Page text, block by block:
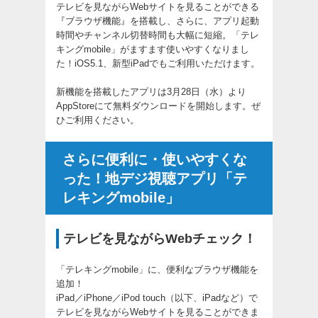
テレビを見ながらWebサイトを見ることができる
『ブラウザ機能』を搭載し、さらに、アプリ起動
時間やチャンネル切替時間も大幅に短縮。「テレ
キングmobile」がますます使いやすくなりまし
た！iOS5.1、新型iPadでもご利用いただけます。
新機能を搭載したアプリは3月28日（水）より
AppStoreにて無料ダウンロードを開始します。ぜ
ひご利用ください。
さらに便利に・使いやすくな
った！地デジ視聴アプリ「テ
レキングmobile」
テレビを見ながらWebチェック！
「テレキングmobile」に、便利なブラウザ機能を
追加！
iPad／iPhone／iPod touch（以下、iPadなど）で
テレビを見ながらWebサイトを見ることができま